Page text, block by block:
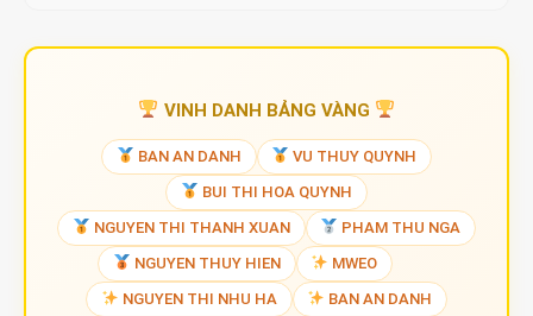
VINH DANH BẢNG VÀNG
BAN AN DANH
VU THUY QUYNH
BUI THI HOA QUYNH
NGUYEN THI THANH XUAN
PHAM THU NGA
NGUYEN THUY HIEN
MWEO
NGUYEN THI NHU HA
BAN AN DANH